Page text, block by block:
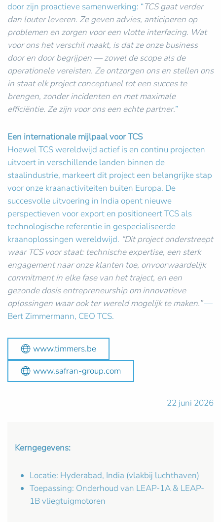
door zijn proactieve samenwerking: “TCS gaat verder
dan louter leveren. Ze geven advies, anticiperen op
problemen en zorgen voor een vlotte interfacing. Wat
voor ons het verschil maakt, is dat ze onze business
door en door begrijpen — zowel de scope als de
operationele vereisten. Ze ontzorgen ons en stellen ons
in staat elk project conceptueel tot een succes te
brengen, zonder incidenten en met maximale
efficiëntie. Ze zijn voor ons een echte partner.”
Een internationale mijlpaal voor TCS
Hoewel TCS wereldwijd actief is en continu projecten
uitvoert in verschillende landen binnen de
staalindustrie, markeert dit project een belangrijke stap
voor onze kraanactiviteiten buiten Europa. De
succesvolle uitvoering in India opent nieuwe
perspectieven voor export en positioneert TCS als
technologische referentie in gespecialiseerde
kraanoplossingen wereldwijd. “Dit project onderstreept
waar TCS voor staat: technische expertise, een sterk
engagement naar onze klanten toe, onvoorwaardelijk
commitment in elke fase van het traject, en een
gezonde dosis entrepreneurship om innovatieve
oplossingen waar ook ter wereld mogelijk te maken.”—
Bert Zimmermann, CEO TCS.
www.timmers.be
www.safran-group.com
22 juni 2026
Kerngegevens:
Locatie: Hyderabad, India (vlakbij luchthaven)
Toepassing: Onderhoud van LEAP-1A & LEAP-
1B vliegtuigmotoren